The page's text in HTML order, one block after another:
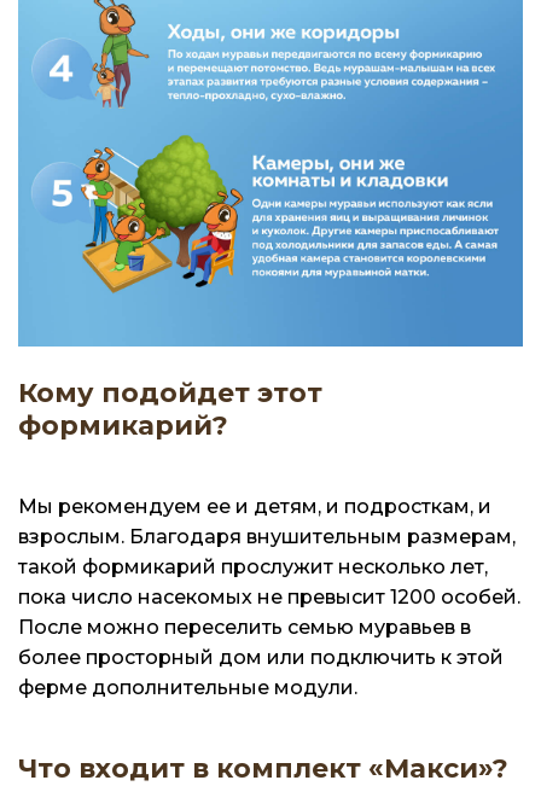
Кому подойдет этот
формикарий?
Мы рекомендуем ее и детям, и подросткам, и
взрослым. Благодаря внушительным размерам,
такой формикарий прослужит несколько лет,
пока число насекомых не превысит 1200 особей.
После можно переселить семью муравьев в
более просторный дом или подключить к этой
ферме дополнительные модули.
Что входит в комплект «Макси»?